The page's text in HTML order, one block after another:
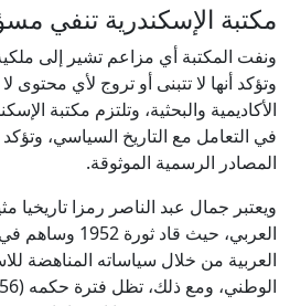
مكتبة الإسكندرية تنفي
ونفت المكتبة أي مزاعم تشير إلى
وتؤكد أنها لا تتبنى أو تروج لأي محتوى
الأكاديمية والبحثية، وتلتزم مكتبة
في التعامل مع التاريخ السياسي،
المصادر الرسمية الموثوقة.
ويعتبر جمال عبد الناصر رمزا تاريخيا
العربي، حيث قاد
العربية من خلال سياساته المناهضة